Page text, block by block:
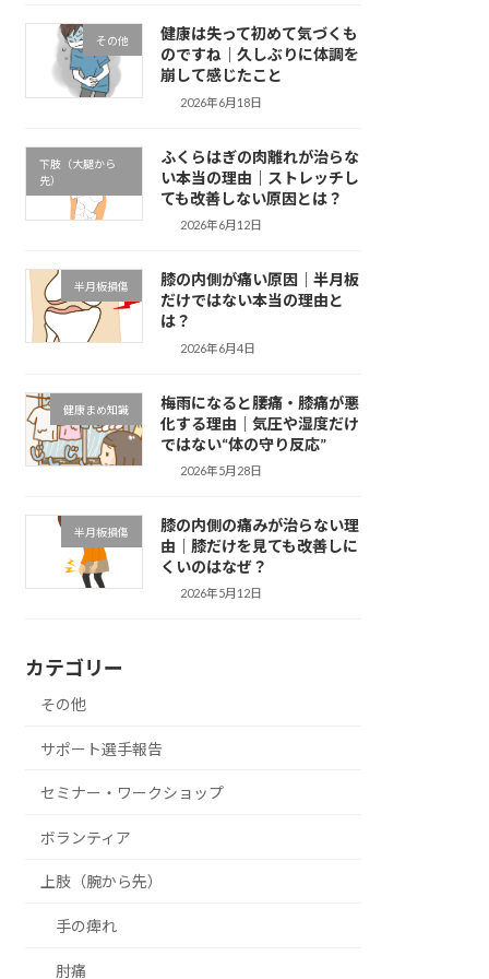
その他
健康は失って初めて気づくも
のですね｜久しぶりに体調を
崩して感じたこと
2026年6月18日
下肢（大腿から
先）
ふくらはぎの肉離れが治らな
い本当の理由｜ストレッチし
ても改善しない原因とは？
2026年6月12日
半月板損傷
膝の内側が痛い原因｜半月板
だけではない本当の理由と
は？
2026年6月4日
健康まめ知識
梅雨になると腰痛・膝痛が悪
化する理由｜気圧や湿度だけ
ではない“体の守り反応”
2026年5月28日
半月板損傷
膝の内側の痛みが治らない理
由｜膝だけを見ても改善しに
くいのはなぜ？
2026年5月12日
カテゴリー
その他
サポート選手報告
セミナー・ワークショップ
ボランティア
上肢（腕から先）
手の痺れ
肘痛